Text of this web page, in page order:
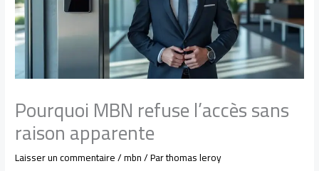
Pourquoi MBN refuse l’accès sans
raison apparente
Laisser un commentaire/mbn/ Parthomas leroy